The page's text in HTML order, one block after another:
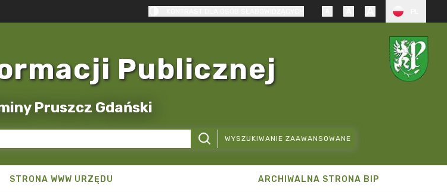
Publicznej
Pruszcz Gdański
WYSZUKIWANIE ZAAWANSOWANE
STRONA WWW URZĘDU ARCHIWALNA STRONA BIP